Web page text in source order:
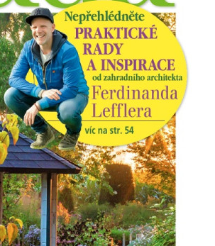
Marianne Bydlení
Marianne Venkov & styl